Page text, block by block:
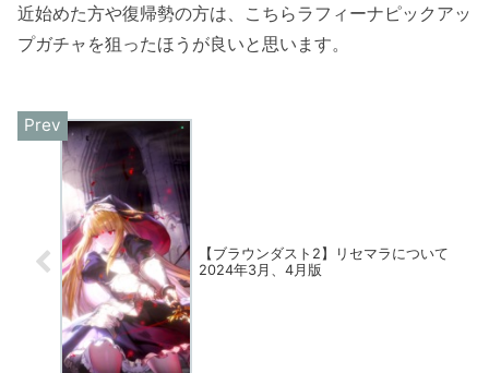
近始めた方や復帰勢の方は、こちらラフィーナピックアッ
プガチャを狙ったほうが良いと思います。
【ブラウンダスト2】リセマラについて
2024年3月、4月版